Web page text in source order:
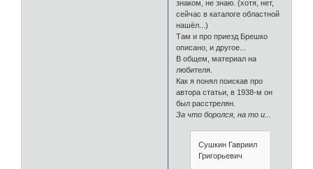
знаком, не знаю. (хотя, нет,
сейчас в каталоге областной
нашёл...)
Там и про приезд Брешко
описано, и другое...
В общем, материал на
любителя.
Как я понял поискав про
автора статьи, в 1938-м он
был расстрелян.
За что боролся, на то и...
Сушкин Гавриил
Григорьевич